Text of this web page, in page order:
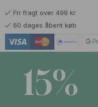
Poleret Messing
Fri fragt over 499 kr
60 dages åbent køb
15%